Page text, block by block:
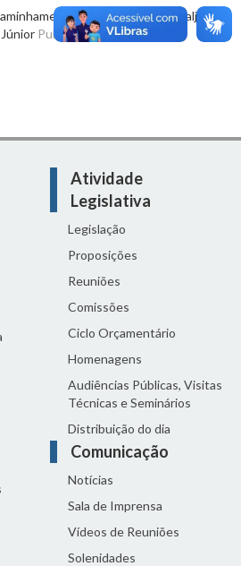
de Intimação a Grivalja
Publicado em: 15/06/2026
Atividade
Legislativa
Legislação
Proposições
Reuniões
Comissões
Ciclo Orçamentário
Homenagens
Audiências Públicas, Visitas
Técnicas e Seminários
Distribuição do dia
Comunicação
Notícias
Sala de Imprensa
Vídeos de Reuniões
Solenidades